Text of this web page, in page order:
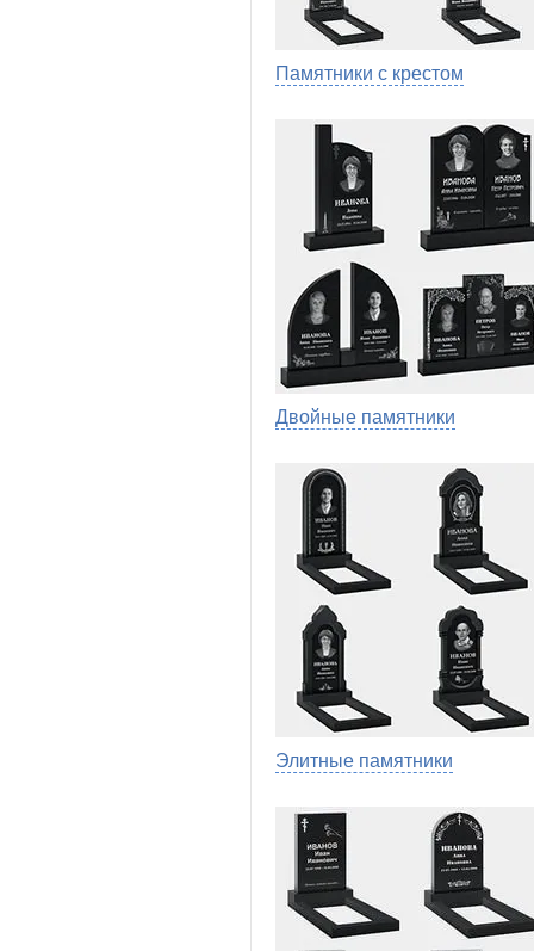
Памятники с крестом
Двойные памятники
Элитные памятники